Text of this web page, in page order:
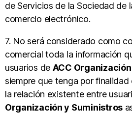
de Servicios de la Sociedad de
comercio electrónico.
7. No será considerado como
comercial toda la información
usuarios de ACC
siempre que tenga por
la relación existente entre
Organización y Suministros